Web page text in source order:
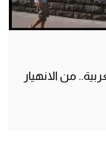
من الانهيار